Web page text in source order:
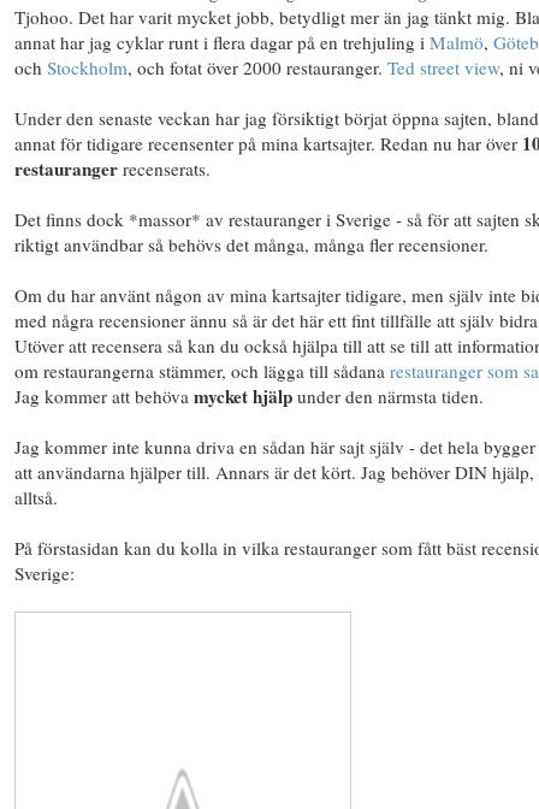
Tjohoo. Det har varit mycket jobb, betydligt mer än jag tänkt mig.
annat har jag cyklar runt i flera dagar på en trehjuling i Malmö,
och Stockholm, och fotat över 2000 restauranger. Ted street view, ni
Under den senaste veckan har jag försiktigt börjat öppna sajten, bland
annat för tidigare recensenter på mina kartsajter. Redan nu har över
restauranger recenserats.
Det finns dock *massor* av restauranger i Sverige - så för att sajten
riktigt användbar så behövs det många, många fler recensioner.
Om du har använt någon av mina kartsajter tidigare, men själv inte
med några recensioner ännu så är det här ett fint tillfälle att själv
Utöver att recensera så kan du också hjälpa till att se till att
om restaurangerna stämmer, och lägga till sådana restauranger som
Jag kommer att behöva mycket hjälp under den närmsta tiden.
Jag kommer inte kunna driva en sådan här sajt själv - det hela bygger
att användarna hjälper till. Annars är det kört. Jag behöver DIN hjälp,
alltså.
På förstasidan kan du kolla in vilka restauranger som fått bäst
Sverige: